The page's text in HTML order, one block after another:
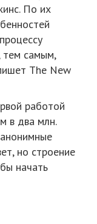
По их
тем самым,
The New
работой
в два млн.
но строение
начать